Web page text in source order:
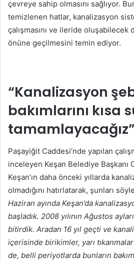
çevreye sahip olmasını sağlıyor.
temizlenen hatlar, kanalizasyon
çalışmasını ve ileride oluşabilecek
önüne geçilmesini temin ediyor.
“Kanalizasyon
bakımlarını kısa
tamamlayacağız”
Paşayiğit Caddesi’nde yapılan
inceleyen Keşan Belediye Başkanı
Keşan’ın daha önceki yıllarda
olmadığını hatırlatarak, şunları
Haziran ayında Keşan’da
başladık. 2008 yılının Ağustos
bitirdik. Aradan 16 yıl geçti ve
içerisinde birikimler, yarı
de, belli periyotlarda bunların